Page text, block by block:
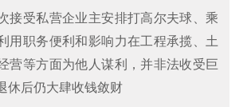
接受私营企业主安排打高尔夫球、乘
用职务便利和影响力在工程承揽、土
营等方面为他人谋利，并非法收受巨
休后仍大肆收钱敛财